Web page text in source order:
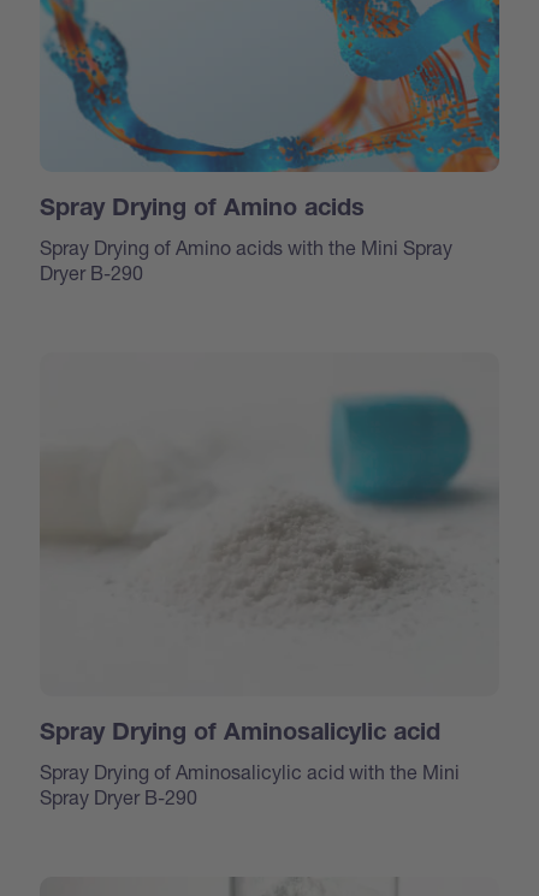
Spray Drying of Amino acids
Spray Drying of Amino acids with the Mini Spray
Dryer B-290
Spray Drying of Aminosalicylic acid
Spray Drying of Aminosalicylic acid with the Mini
Spray Dryer B-290